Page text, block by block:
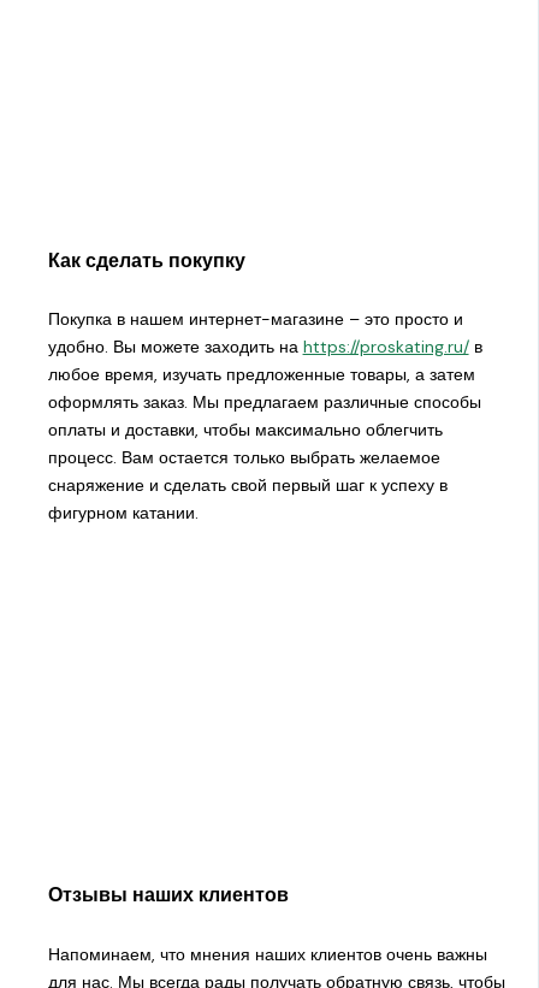
Как сделать покупку
Покупка в нашем интернет-магазине – это просто и
удобно. Вы можете заходить на https://proskating.ru/в
любое время, изучать предложенные товары, а затем
оформлять заказ. Мы предлагаем различные способы
оплаты и доставки, чтобы максимально облегчить
процесс. Вам остается только выбрать желаемое
снаряжение и сделать свой первый шаг к успеху в
фигурном катании.
Отзывы наших клиентов
Напоминаем, что мнения наших клиентов очень важны
для нас. Мы всегда рады получать обратную связь, чтобы